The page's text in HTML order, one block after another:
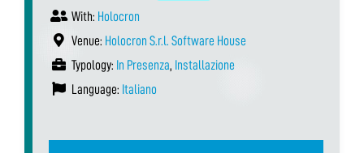
With: Holocron
Venue: Holocron S.r.l. Software House
Typology: In Presenza, Installazione
Language: Italiano